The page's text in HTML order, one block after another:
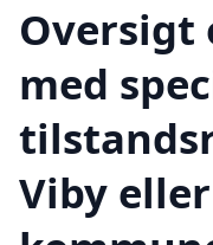
Oversigt
med
Viby